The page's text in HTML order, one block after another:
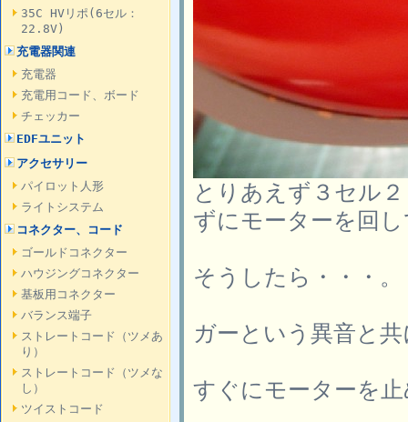
35C HVリポ(6セル：
22.8V)
充電器関連
充電器
充電用コード、ボード
チェッカー
EDFユニット
アクセサリー
パイロット人形
ライトシステム
コネクター、コード
ゴールドコネクター
ハウジングコネクター
基板用コネクター
バランス端子
ストレートコード（ツメあ
り）
ストレートコード（ツメな
し）
ツイストコード
とりあえず３セル
ずにモーターを回
そうしたら・・・。
ガーという異音と
すぐにモーターを